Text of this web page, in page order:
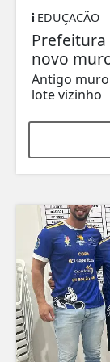
EDUÇACÃO
Prefeitura
novo
Antigo
lote vizinho